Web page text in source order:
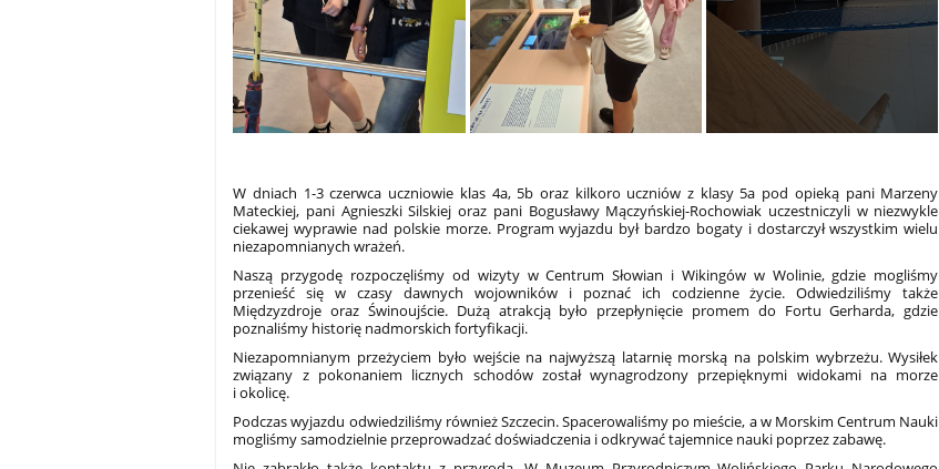
W dniach 1-3 czerwca uczniowie klas 4a, 5b oraz kilkoro uczniów z klasy 5a pod opieką pani Marzeny
Mateckiej, pani Agnieszki Silskiej oraz pani Bogusławy Mączyńskiej-Rochowiak uczestniczyli w niezwykle
ciekawej wyprawie nad polskie morze. Program wyjazdu był bardzo bogaty i dostarczył wszystkim wielu
niezapomnianych wrażeń.
Naszą przygodę rozpoczęliśmy od wizyty w Centrum Słowian i Wikingów w Wolinie, gdzie mogliśmy
przenieść się w czasy dawnych wojowników i poznać ich codzienne życie. Odwiedziliśmy także
Międzyzdroje oraz Świnoujście. Dużą atrakcją było przepłynięcie promem do Fortu Gerharda, gdzie
poznaliśmy historię nadmorskich fortyfikacji.
Niezapomnianym przeżyciem było wejście na najwyższą latarnię morską na polskim wybrzeżu. Wysiłek
związany z pokonaniem licznych schodów został wynagrodzony przepięknymi widokami na morze
i okolicę.
Podczas wyjazdu odwiedziliśmy również Szczecin. Spacerowaliśmy po mieście, a w Morskim Centrum Nauki
mogliśmy samodzielnie przeprowadzać doświadczenia i odkrywać tajemnice nauki poprzez zabawę.